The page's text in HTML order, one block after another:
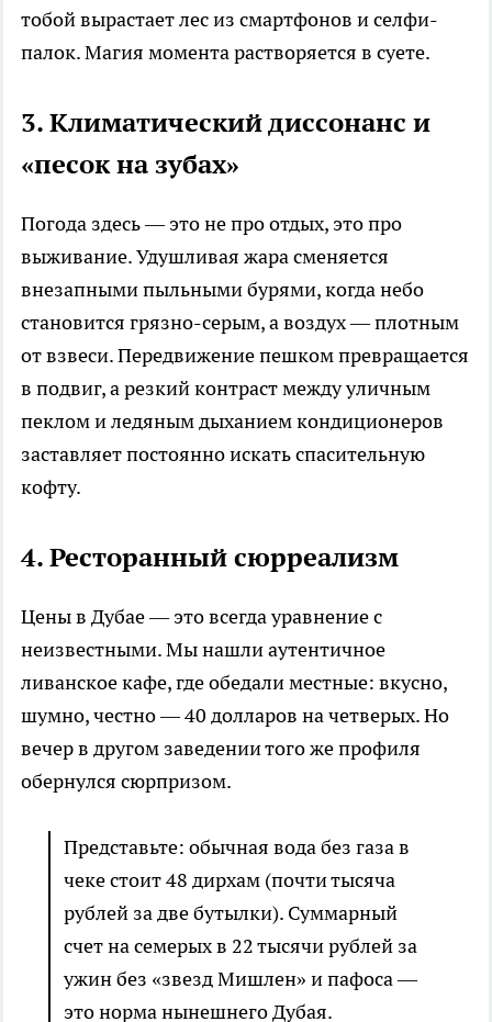
тобой вырастает лес из смартфонов и селфи-
палок. Магия момента растворяется в суете.
3. Климатический диссонанс и
«песок на зубах»
Погода здесь — это не про отдых, это про
выживание. Удушливая жара сменяется
внезапными пыльными бурями, когда небо
становится грязно-серым, а воздух — плотным
от взвеси. Передвижение пешком превращается
в подвиг, а резкий контраст между уличным
пеклом и ледяным дыханием кондиционеров
заставляет постоянно искать спасительную
кофту.
4. Ресторанный сюрреализм
Цены в Дубае — это всегда уравнение с
неизвестными. Мы нашли аутентичное
ливанское кафе, где обедали местные: вкусно,
шумно, честно — 40 долларов на четверых. Но
вечер в другом заведении того же профиля
обернулся сюрпризом.
Представьте: обычная вода без газа в
чеке стоит 48 дирхам (почти тысяча
рублей за две бутылки). Суммарный
счет на семерых в 22 тысячи рублей за
ужин без «звезд Мишлен» и пафоса —
это норма нынешнего Дубая.